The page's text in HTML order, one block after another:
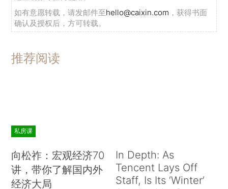
如有意愿转载，请发邮件至hello@caixin.com ，获得书面
确认及授权后，方可转载。
推荐阅读
私房课
向松祚：宏观经济70
讲，带你了解国内外
经济大局
In Depth: As
Tencent Lays Off
Staff, Is Its ‘Winter’